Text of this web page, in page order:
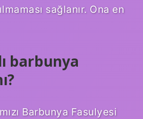
sağlanır. Ona en
barbunya
Barbunya Fasulyesi